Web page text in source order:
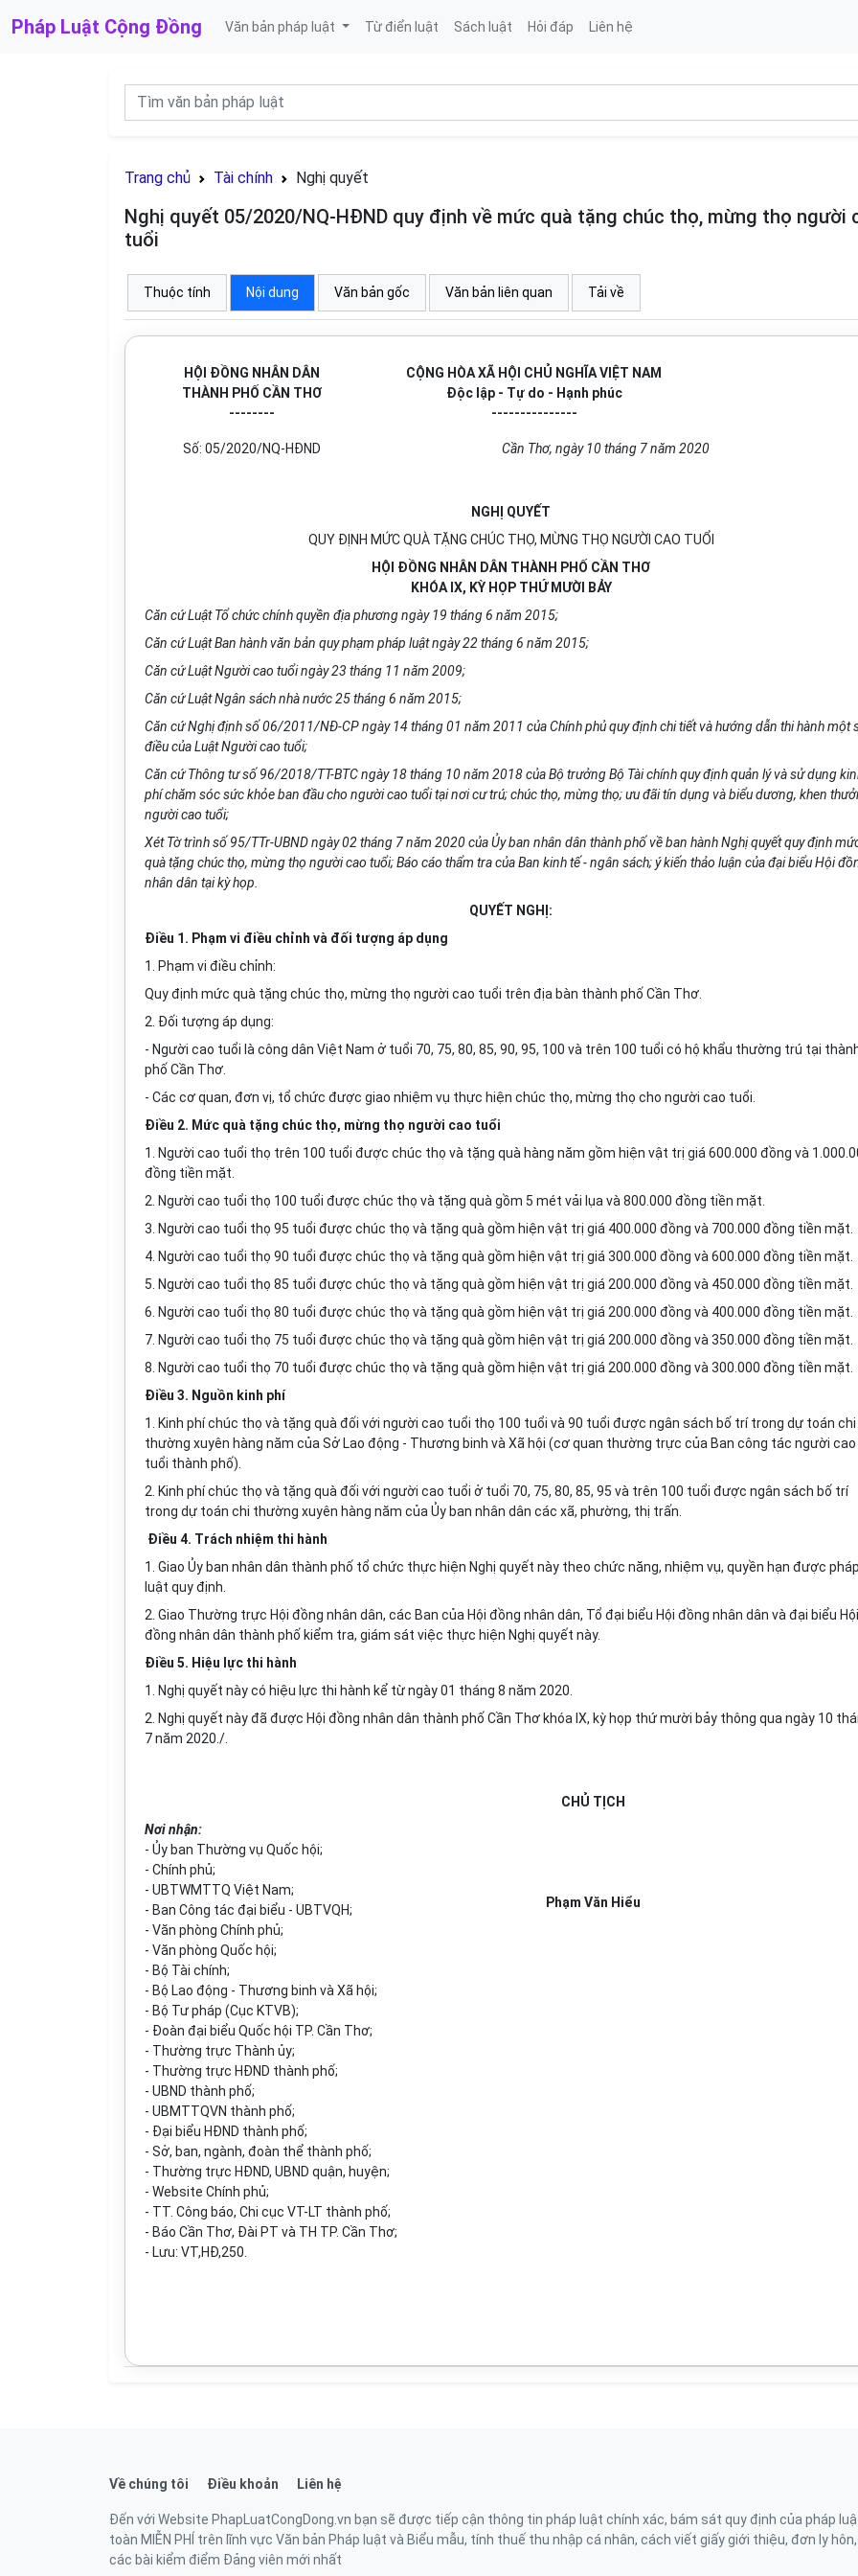
Pháp Luật Cộng Đồng Văn bản pháp luật Từ điển luật Sách luật Hỏi đáp Liên hệ
Trang chủ Tài chính Nghị quyết
Nghị quyết 05/2020/NQ-HĐND quy định về mức quà tặng chúc thọ, mừng thọ người
tuổi
Thuộc tính Nội dung Văn bản gốc Văn bản liên quan Tải về
HỘI ĐỒNG NHÂN DÂN
THÀNH PHỐ CẦN THƠ
--------
CỘNG HÒA XÃ HỘI CHỦ NGHĨA VIỆT NAM
Độc lập - Tự do - Hạnh phúc
---------------
Số: 05/2020/NQ-HĐND Cần Thơ, ngày 10 tháng 7 năm 2020
NGHỊ QUYẾT
QUY ĐỊNH MỨC QUÀ TẶNG CHÚC THỌ, MỪNG THỌ NGƯỜI CAO TUỔI
HỘI ĐỒNG NHÂN DÂN THÀNH PHỐ CẦN THƠ
KHÓA IX, KỲ HỌP THỨ MƯỜI BẢY
Căn cứ Luật Tổ chức chính quyền địa phương ngày 19 tháng 6 năm 2015;
Căn cứ Luật Ban hành văn bản quy phạm pháp luật ngày 22 tháng 6 năm 2015;
Căn cứ Luật Người cao tuổi ngày 23 tháng 11 năm 2009;
Căn cứ Luật Ngân sách nhà nước 25 tháng 6 năm 2015;
Căn cứ Nghị định số 06/2011/NĐ-CP ngày 14 tháng 01 năm 2011 của Chính phủ quy định chi tiết và hướng dẫn thi hành một
điều của Luật Người cao tuổi;
Căn cứ Thông tư số 96/2018/TT-BTC ngày 18 tháng 10 năm 2018 của Bộ trưởng Bộ Tài chính quy định quản lý và sử dụng
phí chăm sóc sức khỏe ban đầu cho người cao tuổi tại nơi cư trú; chúc thọ, mừng thọ; ưu đãi tín dụng và biểu dương, khen
người cao tuổi;
Xét Tờ trình số 95/TTr-UBND ngày 02 tháng 7 năm 2020 của Ủy ban nhân dân thành phố về ban hành Nghị quyết quy định
quà tặng chúc thọ, mừng thọ người cao tuổi; Báo cáo thẩm tra của Ban kinh tế - ngân sách; ý kiến thảo luận của đại biểu Hội
nhân dân tại kỳ họp.
QUYẾT NGHỊ:
Điều 1. Phạm vi điều chỉnh và đối tượng áp dụng
1. Phạm vi điều chỉnh:
Quy định mức quà tặng chúc thọ, mừng thọ người cao tuổi trên địa bàn thành phố Cần Thơ.
2. Đối tượng áp dụng:
- Người cao tuổi là công dân Việt Nam ở tuổi 70, 75, 80, 85, 90, 95, 100 và trên 100 tuổi có hộ khẩu thường trú tại
phố Cần Thơ.
- Các cơ quan, đơn vị, tổ chức được giao nhiệm vụ thực hiện chúc thọ, mừng thọ cho người cao tuổi.
Điều 2. Mức quà tặng chúc thọ, mừng thọ người cao tuổi
1. Người cao tuổi thọ trên 100 tuổi được chúc thọ và tặng quà hàng năm gồm hiện vật trị giá 600.000 đồng và
đồng tiền mặt.
2. Người cao tuổi thọ 100 tuổi được chúc thọ và tặng quà gồm 5 mét vải lụa và 800.000 đồng tiền mặt.
3. Người cao tuổi thọ 95 tuổi được chúc thọ và tặng quà gồm hiện vật trị giá 400.000 đồng và 700.000 đồng tiền mặt.
4. Người cao tuổi thọ 90 tuổi được chúc thọ và tặng quà gồm hiện vật trị giá 300.000 đồng và 600.000 đồng tiền mặt.
5. Người cao tuổi thọ 85 tuổi được chúc thọ và tặng quà gồm hiện vật trị giá 200.000 đồng và 450.000 đồng tiền mặt.
6. Người cao tuổi thọ 80 tuổi được chúc thọ và tặng quà gồm hiện vật trị giá 200.000 đồng và 400.000 đồng tiền mặt.
7. Người cao tuổi thọ 75 tuổi được chúc thọ và tặng quà gồm hiện vật trị giá 200.000 đồng và 350.000 đồng tiền mặt.
8. Người cao tuổi thọ 70 tuổi được chúc thọ và tặng quà gồm hiện vật trị giá 200.000 đồng và 300.000 đồng tiền mặt.
Điều 3. Nguồn kinh phí
1. Kinh phí chúc thọ và tặng quà đối với người cao tuổi thọ 100 tuổi và 90 tuổi được ngân sách bố trí trong dự toán chi
thường xuyên hàng năm của Sở Lao động - Thương binh và Xã hội (cơ quan thường trực của Ban công tác người cao
tuổi thành phố).
2. Kinh phí chúc thọ và tặng quà đối với người cao tuổi ở tuổi 70, 75, 80, 85, 95 và trên 100 tuổi được ngân sách bố trí
trong dự toán chi thường xuyên hàng năm của Ủy ban nhân dân các xã, phường, thị trấn.
Điều 4. Trách nhiệm thi hành
1. Giao Ủy ban nhân dân thành phố tổ chức thực hiện Nghị quyết này theo chức năng, nhiệm vụ, quyền hạn được
luật quy định.
2. Giao Thường trực Hội đồng nhân dân, các Ban của Hội đồng nhân dân, Tổ đại biểu Hội đồng nhân dân và đại biểu Hội
đồng nhân dân thành phố kiểm tra, giám sát việc thực hiện Nghị quyết này.
Điều 5. Hiệu lực thi hành
1.
Nghị quyết này có hiệu lực thi hành kể từ ngày 01 tháng 8 năm 2020.
2. Nghị quyết này đã được Hội đồng nhân dân thành phố Cần Thơ khóa IX, kỳ họp thứ mười bảy thông qua ngày 10
7 năm 2020./.
Nơi nhận:
- Ủy ban Thường vụ Quốc hội;
- Chính phủ;
- UBTWMTTQ Việt Nam;
- Ban Công tác đại biểu - UBTVQH;
- Văn phòng Chính phủ;
- Văn phòng Quốc hội;
- Bộ Tài chính;
- Bộ Lao động - Thương binh và Xã hội;
- Bộ Tư pháp (Cục KTVB);
- Đoàn đại biểu Quốc hội TP. Cần Thơ;
- Thường trực Thành ủy;
- Thường trực HĐND thành phố;
- UBND thành phố;
- UBMTTQVN thành phố;
- Đại biểu HĐND thành phố;
- Sở, ban, ngành, đoàn thể thành phố;
- Thường trực HĐND, UBND quận, huyện;
- Website Chính phủ;
- TT Công báo, Chi cục VT-LT thành phố;
- Báo Cần Thơ, Đài PT và TH TP. Cần Thơ;
- Lưu: VT,HĐ,250.
CHỦ TỊCH
Phạm Văn Hiểu
Về chúng tôi Điều khoản Liên hệ
Đến với Website PhapLuatCongDong.vn bạn sẽ được tiếp cận thông tin pháp luật chính xác, bám sát quy định của pháp
toàn MIỄN PHÍ trên lĩnh vực Văn bản Pháp luật và Biểu mẫu, tính thuế thu nhập cá nhân, cách viết giấy giới thiệu, đơn ly
các bài kiểm điểm Đảng viên mới nhất